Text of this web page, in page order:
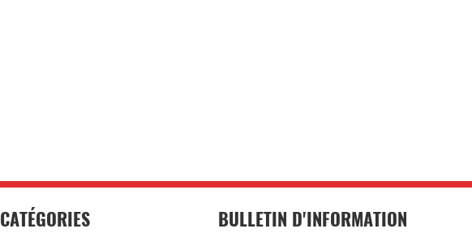
CATÉGORIES BULLETIN D'INFORMATION